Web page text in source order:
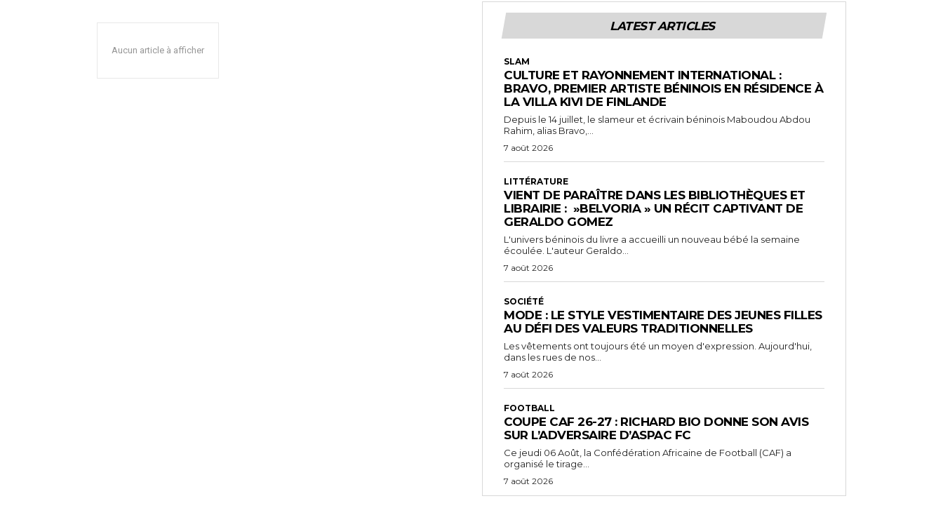
Aucun article à afficher
LATEST ARTICLES
SLAM
CULTURE ET RAYONNEMENT INTERNATIONAL :
BRAVO, PREMIER ARTISTE BÉNINOIS EN RÉSIDENCE À
LA VILLA KIVI DE FINLANDE
Depuis le 14 juillet, le slameur et écrivain béninois Maboudou Abdou
Rahim, alias Bravo,...
7 août 2026
LITTÉRATURE
VIENT DE PARAÎTRE DANS LES BIBLIOTHÈQUES ET
LIBRAIRIE : »BELVORIA » UN RÉCIT CAPTIVANT DE
GERALDO GOMEZ
L'univers béninois du livre a accueilli un nouveau bébé la semaine
écoulée. L'auteur Geraldo...
7 août 2026
SOCIÉTÉ
MODE : LE STYLE VESTIMENTAIRE DES JEUNES FILLES
AU DÉFI DES VALEURS TRADITIONNELLES
Les vêtements ont toujours été un moyen d'expression. Aujourd'hui,
dans les rues de nos...
7 août 2026
FOOTBALL
COUPE CAF 26-27 : RICHARD BIO DONNE SON AVIS
SUR L’ADVERSAIRE D’ASPAC FC
‎Ce jeudi 06 Août, la Confédération Africaine de Football (CAF) a
organisé le tirage...
7 août 2026